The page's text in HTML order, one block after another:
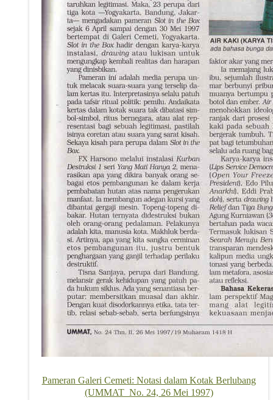
Pameran Galeri Cemeti: Notasi dalam Kotak Berlubang
(UMMAT_No. 24, 26 Mei 1997)